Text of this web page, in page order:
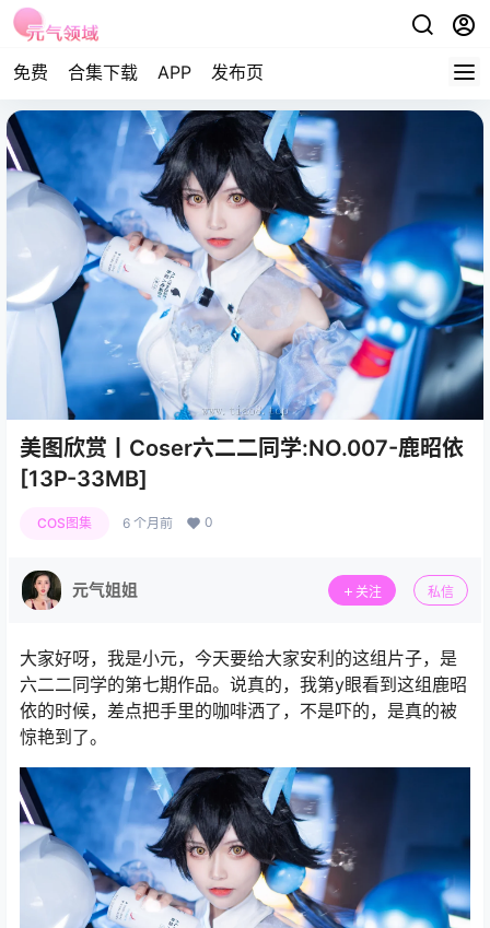
免费 合集下载 APP 发布页
美图欣赏丨Coser六二二同学:NO.007-鹿昭依
[13P-33MB]
COS图集 6 个月前 0
元气姐姐 关注 私信
大家好呀，我是小元，今天要给大家安利的这组片子，是
六二二同学的第七期作品。说真的，我第y眼看到这组鹿昭
依的时候，差点把手里的咖啡洒了，不是吓的，是真的被
惊艳到了。